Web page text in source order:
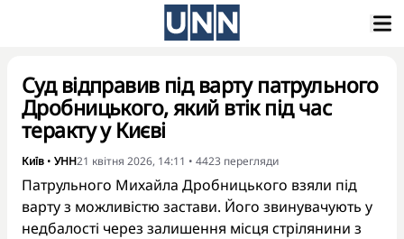
Суд відправив під варту патрульного
Дробницького, який втік під час
теракту у Києві
Київ • УНН21 квітня 2026, 14:11 • 4423 перегляди
Патрульного Михайла Дробницького взяли під
варту з можливістю застави. Його звинувачують у
недбалості через залишення місця стрілянини з